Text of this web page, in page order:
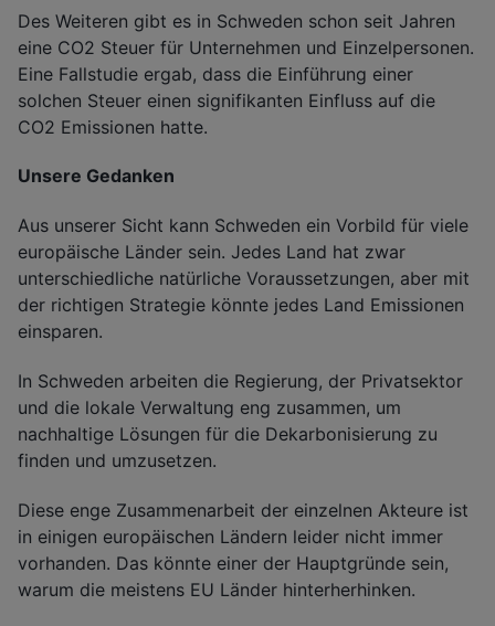
Des Weiteren gibt es in Schweden schon seit Jahren
eine CO2 Steuer für Unternehmen und Einzelpersonen.
Eine Fallstudie ergab, dass die Einführung einer
solchen Steuer einen signifikanten Einfluss auf die
CO2 Emissionen hatte.
Unsere Gedanken
Aus unserer Sicht kann Schweden ein Vorbild für viele
europäische Länder sein. Jedes Land hat zwar
unterschiedliche natürliche Voraussetzungen, aber mit
der richtigen Strategie könnte jedes Land Emissionen
einsparen.
In Schweden arbeiten die Regierung, der Privatsektor
und die lokale Verwaltung eng zusammen, um
nachhaltige Lösungen für die Dekarbonisierung zu
finden und umzusetzen.
Diese enge Zusammenarbeit der einzelnen Akteure ist
in einigen europäischen Ländern leider nicht immer
vorhanden. Das könnte einer der Hauptgründe sein,
warum die meistens EU Länder hinterherhinken.